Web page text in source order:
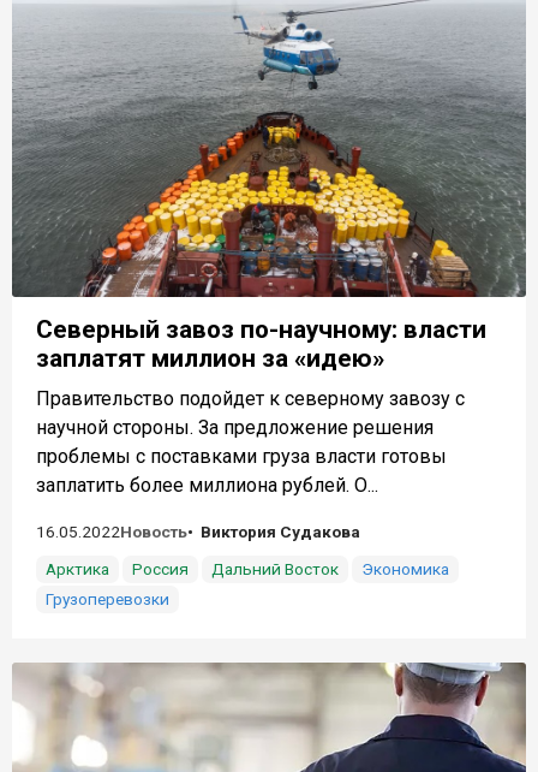
Северный завоз по-научному: власти
заплатят миллион за «идею»
Правительство подойдет к северному завозу с
научной стороны. За предложение решения
проблемы с поставками груза власти готовы
заплатить более миллиона рублей. О...
16.05.2022Новость
Виктория Судакова
Арктика
Россия Дальний Восток
Экономика
Грузоперевозки